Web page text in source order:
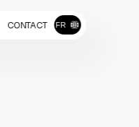
CONTACT FR